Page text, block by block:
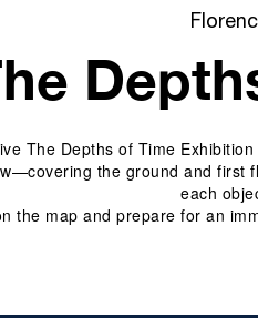
The Depths of Time
the ground and
each
the map and prepare for an